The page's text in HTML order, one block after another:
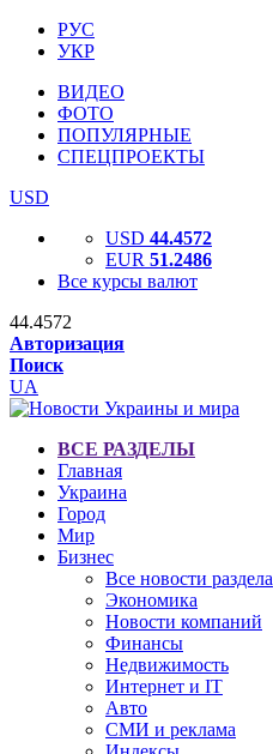
РУС
УКР
ВИДЕО
ФОТО
ПОПУЛЯРНЫЕ
СПЕЦПРОЕКТЫ
USD
USD 44.4572
EUR 51.2486
Все курсы валют
44.4572
Авторизация
Поиск
UA
ВСЕ РАЗДЕЛЫ
Главная
Украина
Город
Мир
Бизнес
Все новости раздела
Экономика
Новости компаний
Финансы
Недвижимость
Интернет и IT
Авто
СМИ и реклама